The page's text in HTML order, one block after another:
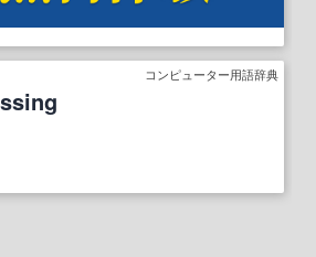
コンピューター用語辞典